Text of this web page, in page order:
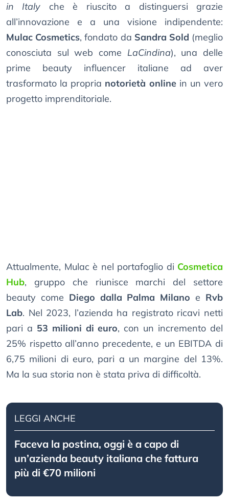
in Italy che è riuscito a distinguersi grazie
all’innovazione e a una visione indipendente:
Mulac Cosmetics, fondato da Sandra Sold (meglio
conosciuta sul web come LaCindina), una delle
prime beauty influencer italiane ad aver
trasformato la propria notorietà onlinein un vero
progetto imprenditoriale.
Attualmente, Mulac è nel portafoglio di Cosmetica
Hub, gruppo che riunisce marchi del settore
beauty come Diego dalla Palma Milano e Rvb
Lab. Nel 2023, l’azienda ha registrato ricavi netti
pari a 53 milioni di euro, con un incremento del
25% rispetto all’anno precedente, e un EBITDA di
6,75 milioni di euro, pari a un margine del 13%.
Ma la sua storia non è stata priva di difficoltà.
LEGGI ANCHE
Faceva la postina, oggi è a capo di
un’azienda beauty italiana che fattura
più di €70 milioni